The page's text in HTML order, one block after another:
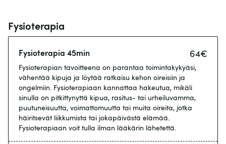
Fysioterapia
Fysioterapia 45min 64€
Fysioterapian tavoitteena on parantaa toimintakykyäsi,
vähentää kipuja ja löytää ratkaisu kehon oireisiin ja
ongelmiin. Fysioterapiaan kannattaa hakeutua, mikäli
sinulla on pitkittynyttä kipua, rasitus- tai urheiluvamma,
puutuneisuutta, voimattomuutta tai muita oireita, jotka
häiritsevät liikkumista tai jokapäivästä elämää.
Fysioterapiaan voit tulla ilman lääkärin lähetettä.